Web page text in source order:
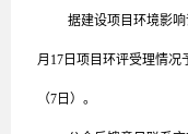
据建设项目环境影
月 17 日项目环评受理情况
（7日）。